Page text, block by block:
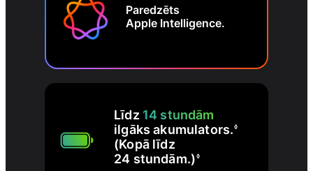
Paredzēts
Apple Intelligence.
Līdz14 stundām
ilgāks akumulators. ◊
(Kopā līdz
24 stundām.)◊